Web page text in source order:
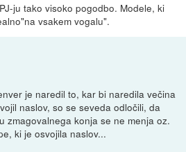
ju tako visoko pogodbo. Modele, ki
vsakem vogalu".
je naredil to, kar bi naredila večina
naslov, so se seveda odločili, da
zmagovalnega konja se ne menja oz.
ki je osvojila naslov...